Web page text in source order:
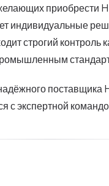
приобрести
индивидуальные
строгий контроль
поставщика
с экспертной